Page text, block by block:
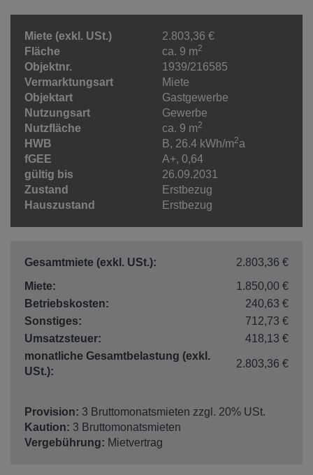
Miete (exkl. USt.)
2.803,36 €
Fläche
ca. 9 m2
Objektnr.
1939/216585
Vermarktungsart
Miete
Objektart
Gastgewerbe
Nutzungsart
Gewerbe
Nutzfläche
ca. 9 m2
HWB B, 26.4 kWh/m2a
fGEE
A+, 0,64
gültig bis
26.09.2031
Zustand
Erstbezug
Hauszustand
Erstbezug
Gesamtmiete (exkl. USt.):
2.803,36 €
Miete:
1.850,00 €
Betriebskosten:
240,63 €
Sonstiges:
712,73 €
Umsatzsteuer:
418,13 €
monatliche Gesamtbelastung (exkl.
USt.):
2.803,36 €
Provision: 3 Bruttomonatsmieten zzgl. 20% USt.
Kaution: 3 Bruttomonatsmieten
Vergebührung: Mietvertrag